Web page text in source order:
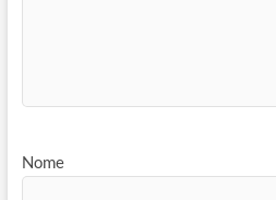
Nome